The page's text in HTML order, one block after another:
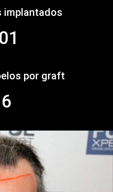
implantados
por graft